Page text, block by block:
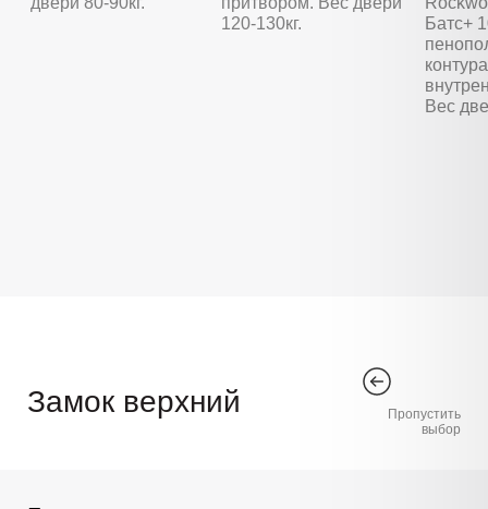
120-130кг.
Батс+
Вес
Замок верхний
Пропустить
выбор